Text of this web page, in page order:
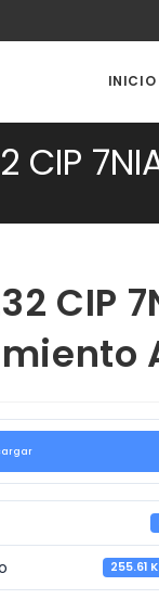
INICIO
CIP
CIP
255.61